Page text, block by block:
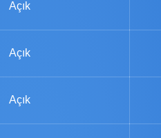
Açık
Açık
Açık